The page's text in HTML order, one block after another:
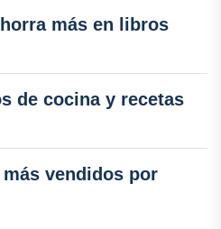
más en libros
de cocina y recetas
vendidos por